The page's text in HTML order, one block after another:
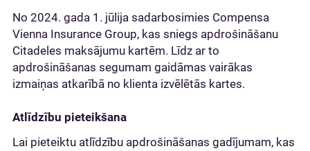
No 2024. gada 1. jūlija sadarbosimies Compensa
Vienna Insurance Group, kas sniegs apdrošināšanu
Citadeles maksājumu kartēm. Līdz ar to
apdrošināšanas segumam gaidāmas vairākas
izmaiņas atkarībā no klienta izvēlētās kartes.
Atlīdzību pieteikšana
Lai pieteiktu atlīdzību apdrošināšanas gadījumam, kas